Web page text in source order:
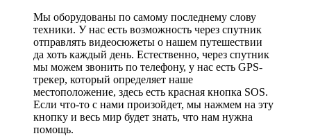
Мы оборудованы по самому последнему слову
техники. У нас есть возможность через спутник
отправлять видеосюжеты о нашем путешествии
да хоть каждый день. Естественно, через спутник
мы можем звонить по телефону, у нас есть GPS-
трекер, который определяет наше
местоположение, здесь есть красная кнопка SOS.
Если что-то с нами произойдет, мы нажмем на эту
кнопку и весь мир будет знать, что нам нужна
помощь.